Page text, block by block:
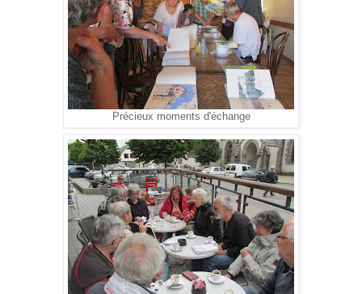
Précieux moments d'échange